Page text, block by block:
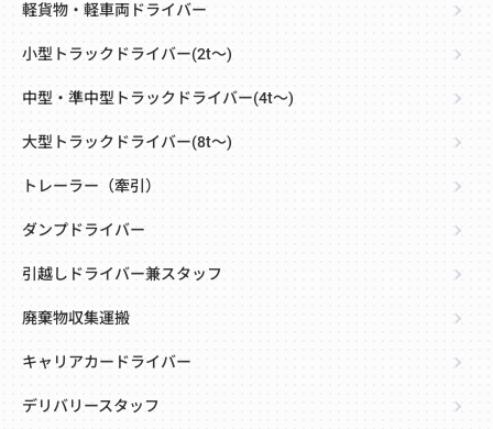
軽貨物・軽車両ドライバー
小型トラックドライバー(2t～)
中型・準中型トラックドライバー(4t～)
大型トラックドライバー(8t～)
トレーラー（牽引）
ダンプドライバー
引越しドライバー兼スタッフ
廃棄物収集運搬
キャリアカードライバー
デリバリースタッフ